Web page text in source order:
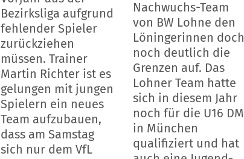
Bezirksliga aufgrund
fehlender Spieler
zurückziehen
müssen. Trainer
Martin Richter ist es
gelungen mit jungen
Spielern ein neues
Team aufzubauen,
dass am Samstag
sich nur dem VfL
Nachwuchs-Team
von BW Lohne den
Löningerinnen doch
noch deutlich die
Grenzen auf. Das
Lohner Team hatte
sich in diesem Jahr
noch für die U16 DM
in München
qualifiziert und hat